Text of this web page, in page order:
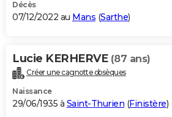
Décès
07/12/2022 au Mans (Sarthe)
Lucie KERHERVE (87 ans)
Créer une cagnotte obsèques
Naissance
29/06/1935 à Saint-Thurien (Finistère)